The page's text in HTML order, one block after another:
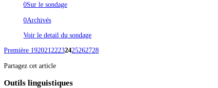
0Sur le sondage
0Archivés
Voir le detail du sondage
Première 19202122232425262728
Partagez cet article
Outils linguistiques